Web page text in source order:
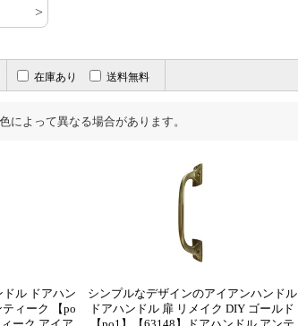
在庫あり 送料無料
によって異なる場合があります。
ル ドアハン
ィーク 【po
シンプルなデザインのアイアンハンドル
ドアハンドル 扉 リメイク DIY ゴールド